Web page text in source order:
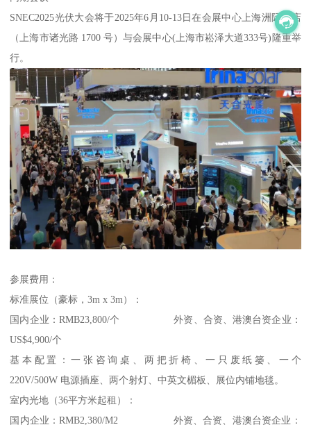
SNEC2025光伏大会将于2025年6月10-13日在会展中心上海洲际酒店
（上海市诸光路 1700 号）与会展中心(上海市崧泽大道333号)隆重举
行。
参展费用：
标准展位（豪标，3m x 3m）：
国内企业：RMB23,800/个 外资、合资、港澳台资企业：
US$4,900/个
基本配置：一张咨询桌、两把折椅、一只废纸篓、一个
220V/500W 电源插座、两个射灯、中英文楣板、展位内铺地毯。
室内光地（36平方米起租）：
国内企业：RMB2,380/M2 外资、合资、港澳台资企业：